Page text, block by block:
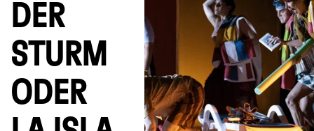
DER
STURM
ODER